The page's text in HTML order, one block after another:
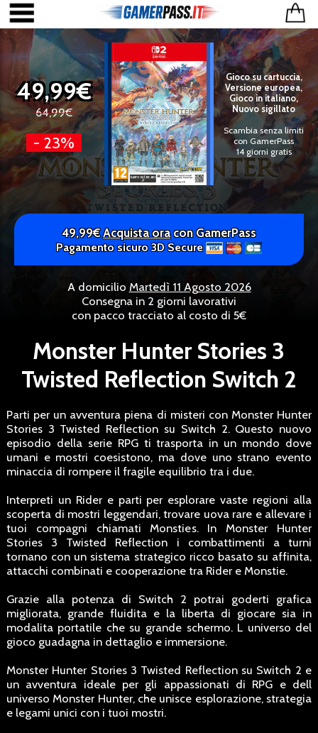
49,99€
64,99€
- 23%
Gioco su cartuccia,
Versione europea,
Gioco in italiano,
Nuovo sigillato
Scambia senza limiti
con GamerPass
14 giorni gratis
49,99€Acquista oracon GamerPass
Pagamento sicuro 3D Secure
A domicilio Martedì 11 Agosto 2026
Consegna in 2 giorni lavorativi
con pacco tracciato al costo di 5€
Monster Hunter Stories 3
Twisted Reflection Switch 2
Parti per un avventura piena di misteri con Monster Hunter
Stories 3 Twisted Reflection su Switch 2. Questo nuovo
episodio della serie RPG ti trasporta in un mondo dove
umani e mostri coesistono, ma dove uno strano evento
minaccia di rompere il fragile equilibrio tra i due.
Interpreti un Rider e parti per esplorare vaste regioni alla
scoperta di mostri leggendari, trovare uova rare e allevare i
tuoi compagni chiamati Monsties. In Monster Hunter
Stories 3 Twisted Reflection i combattimenti a turni
tornano con un sistema strategico ricco basato su affinita,
attacchi combinati e cooperazione tra Rider e Monstie.
Grazie alla potenza di Switch 2 potrai goderti grafica
migliorata, grande fluidita e la liberta di giocare sia in
modalita portatile che su grande schermo. L universo del
gioco guadagna in dettaglio e immersione.
Monster Hunter Stories 3 Twisted Reflection su Switch 2 e
un avventura ideale per gli appassionati di RPG e dell
universo Monster Hunter, che unisce esplorazione, strategia
e legami unici con i tuoi mostri.